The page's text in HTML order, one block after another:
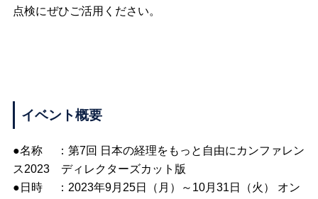
点検にぜひご活用ください。
イベント概要
●名称 ：第7回 日本の経理をもっと自由にカンファレン
ス2023 ディレクターズカット版
●日時 ：2023年9月25日（月）～10月31日（火） オン